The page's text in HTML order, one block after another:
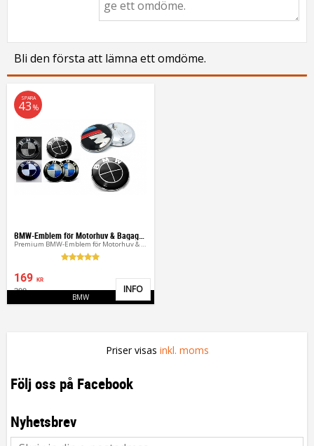
Bli den första att lämna ett omdöme.
Premium BMW-Emblem för Motorhuv & Bagagelucka
169 KR
299 KR
SPARA
43 %
BMW Lägg till i favoriter
INFO
Priser visas inkl. moms
Följ oss på Facebook
Nyhetsbrev